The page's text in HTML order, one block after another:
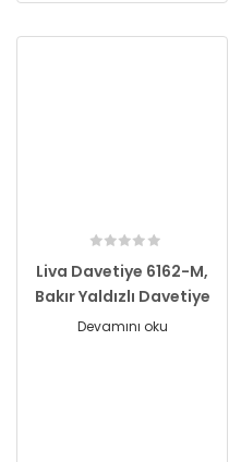
Liva Davetiye 6162-M,
Bakır Yaldızlı Davetiye
Devamını oku